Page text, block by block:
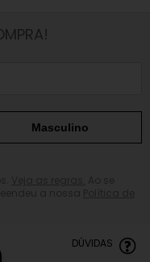
Masculino
DÚVIDAS